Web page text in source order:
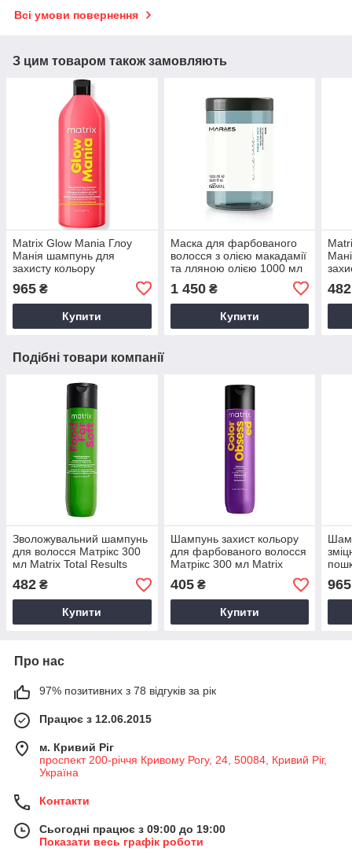
Всі умови повернення
З цим товаром також замовляють
Matrix Glow Mania Глоу
Манія шампунь для
захисту кольору
1000 мл Матрікс Глоу
Манія
965 ₴
Купити
Маска для фарбованого
волосся з олією макадамії
та лляною олією 1000 мл
Kaaral Maraes Color Care
Mask
1 450₴
Купити
мл
482
Подібні товари компанії
Зволожувальний шампунь
для волосся Матрікс 300
мл Matrix Total Results
Food For Soft
482 ₴
Купити
Шампунь захист кольору
для фарбованого волосся
Матрікс 300 мл Matrix
Color Obsessed
405₴
Купити
965
Про нас
97% позитивних з 78 відгуків за рік
Працює з 12.06.2015
м. Кривий Ріг
проспект 200-річчя Кривому Рогу, 24, 50084, Кривий Ріг,
Україна
Контакти
Сьогодні працює з 09:00 до 19:00
Показати весь графік роботи